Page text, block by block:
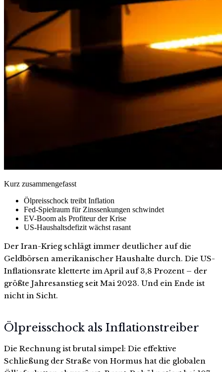
Kurz zusammengefasst
Ölpreisschock treibt Inflation
Fed-Spielraum für Zinssenkungen schwindet
EV-Boom als Profiteur der Krise
US-Haushaltsdefizit wächst rasant
Der Iran-Krieg schlägt immer deutlicher auf die
Geldbörsen amerikanischer Haushalte durch. Die US-
Inflationsrate kletterte im April auf 3,8 Prozent – der
größte Jahresanstieg seit Mai 2023. Und ein Ende ist
nicht in Sicht.
Ölpreisschock als Inflationstreiber
Die Rechnung ist brutal simpel: Die effektive
Schließung der Straße von Hormus hat die globalen